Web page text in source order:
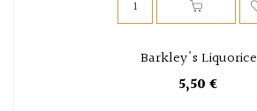
Barkley's Liquorice
5,50 €